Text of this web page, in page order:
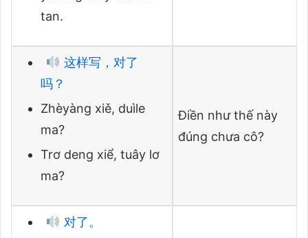
tan.
这样写，对了
吗？
Zhèyàng xiě, duìle
ma?
Trơ deng xiể, tuây lơ
ma?
Điền như thế này
đúng chưa cô?
对了。